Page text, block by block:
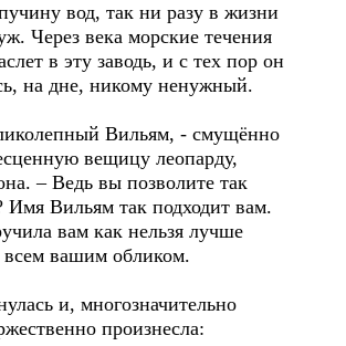
вод, так ни разу в жизни
Через века морские течения
в эту заводь, и с тех пор он
на дне, никому ненужный.
Вильям, - смущённо
вещицу леопарду,
– Ведь вы позволите так
Имя Вильям так подходит вам.
вам как нельзя лучше
всем вашим обликом.
и, многозначительно
произнесла: